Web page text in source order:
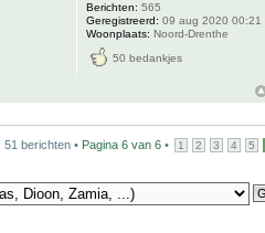
Berichten: 565
Geregistreerd: 09 aug 2020 00:21
Woonplaats: Noord-Drenthe
50 bedankjes
51 berichten • Pagina 6 van 6 • 1 2 3 4 5